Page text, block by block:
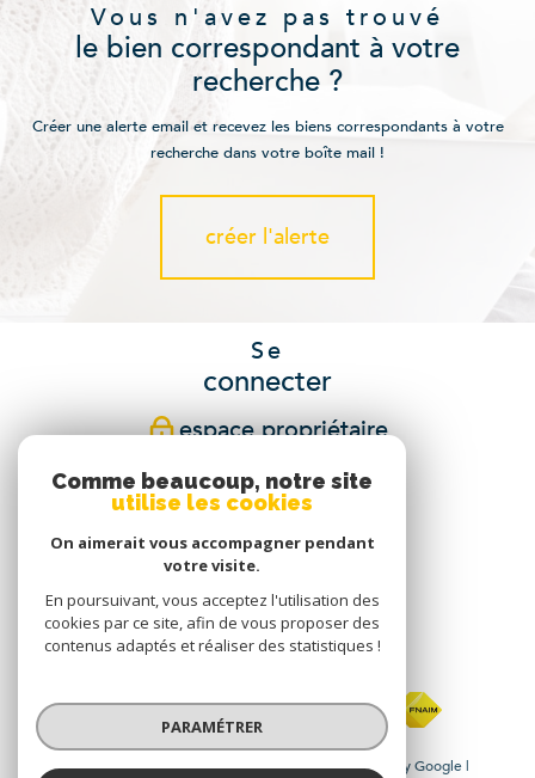
Vous n'avez pas trouvé
le bien correspondant à votre
recherche ?
Créer une alerte email et recevez les biens correspondants à votre
recherche dans votre boîte mail !
créer l'alerte
Se
connecter
espace propriétaire
Nous
suivre
Nous
adhérons
© 2026 | Tous droits réservés | Traduction powered by Google |
Comme beaucoup, notre site
utilise les cookies
On aimerait vous accompagner pendant
votre visite.
En poursuivant, vous acceptez l'utilisation des
cookies par ce site, afin de vous proposer des
contenus adaptés et réaliser des statistiques !
PARAMÉTRER